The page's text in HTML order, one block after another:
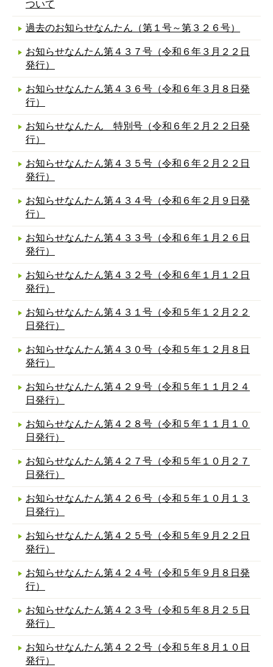
ついて
過去のお知らせなんたん（第１号～第３２６号）
お知らせなんたん第４３７号（令和６年３月２２日
発行）
お知らせなんたん第４３６号（令和６年３月８日発
行）
お知らせなんたん 特別号（令和６年２月２２日発
行）
お知らせなんたん第４３５号（令和６年２月２２日
発行）
お知らせなんたん第４３４号（令和６年２月９日発
行）
お知らせなんたん第４３３号（令和６年１月２６日
発行）
お知らせなんたん第４３２号（令和６年１月１２日
発行）
お知らせなんたん第４３１号（令和５年１２月２２
日発行）
お知らせなんたん第４３０号（令和５年１２月８日
発行）
お知らせなんたん第４２９号（令和５年１１月２４
日発行）
お知らせなんたん第４２８号（令和５年１１月１０
日発行）
お知らせなんたん第４２７号（令和５年１０月２７
日発行）
お知らせなんたん第４２６号（令和５年１０月１３
日発行）
お知らせなんたん第４２５号（令和５年９月２２日
発行）
お知らせなんたん第４２４号（令和５年９月８日発
行）
お知らせなんたん第４２３号（令和５年８月２５日
発行）
お知らせなんたん第４２２号（令和５年８月１０日
発行）